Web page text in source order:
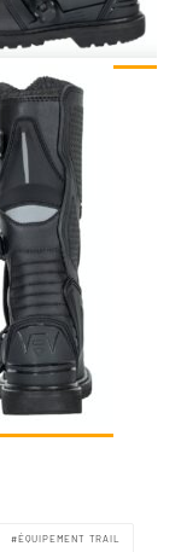
ÉQUIPEMENT TRAIL